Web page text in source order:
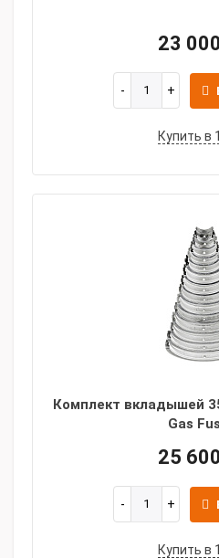
23 000
Купить в
Комплект вкладышей
Gas
25 600
Купить в